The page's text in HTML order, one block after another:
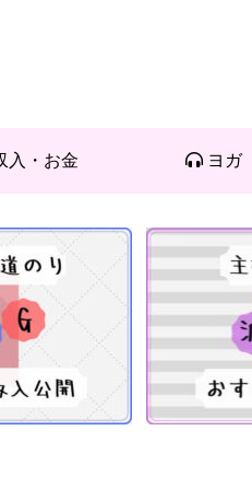
入・お金 ヨガ